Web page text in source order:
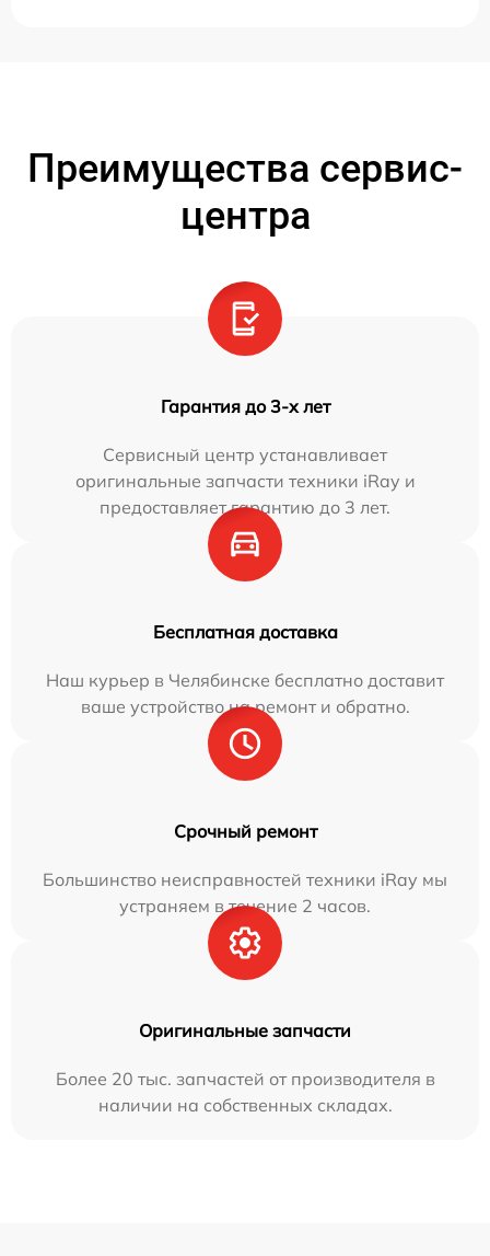
Преимущества сервис-
центра
Гарантия до 3-х лет
Сервисный центр устанавливает
оригинальные запчасти техники iRay и
предоставляет гарантию до 3 лет.
Бесплатная доставка
Наш курьер в Челябинске бесплатно доставит
ваше устройство на ремонт и обратно.
Срочный ремонт
Большинство неисправностей техники iRay мы
устраняем в течение 2 часов.
Оригинальные запчасти
Более 20 тыс. запчастей от производителя в
наличии на собственных складах.